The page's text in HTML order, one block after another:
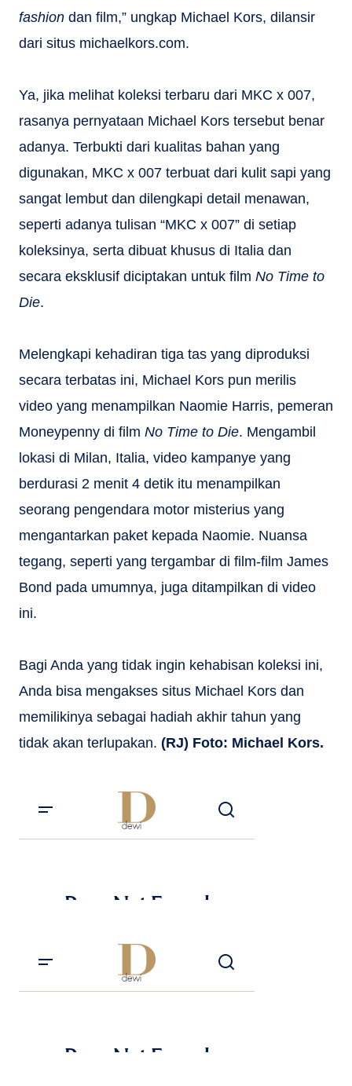
fashion dan film,” ungkap Michael Kors, dilansir
dari situs michaelkors.com.
Ya, jika melihat koleksi terbaru dari MKC x 007,
rasanya pernyataan Michael Kors tersebut benar
adanya. Terbukti dari kualitas bahan yang
digunakan, MKC x 007 terbuat dari kulit sapi yang
sangat lembut dan dilengkapi detail menawan,
seperti adanya tulisan “MKC x 007” di setiap
koleksinya, serta dibuat khusus di Italia dan
secara eksklusif diciptakan untuk film No Time to
Die.
Melengkapi kehadiran tiga tas yang diproduksi
secara terbatas ini, Michael Kors pun merilis
video yang menampilkan Naomie Harris, pemeran
Moneypenny di film No Time to Die. Mengambil
lokasi di Milan, Italia, video kampanye yang
berdurasi 2 menit 4 detik itu menampilkan
seorang pengendara motor misterius yang
mengantarkan paket kepada Naomie. Nuansa
tegang, seperti yang tergambar di film-film James
Bond pada umumnya, juga ditampilkan di video
ini.
Bagi Anda yang tidak ingin kehabisan koleksi ini,
Anda bisa mengakses situs Michael Kors dan
memilikinya sebagai hadiah akhir tahun yang
tidak akan terlupakan. (RJ) Foto: Michael Kors.